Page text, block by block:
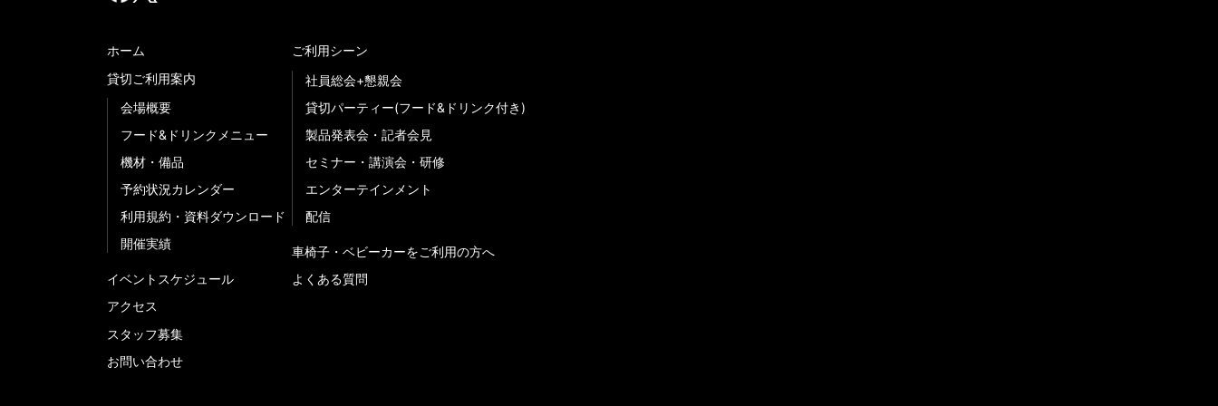
ホーム
貸切ご利用案内
会場概要
フード&ドリンクメニュー
機材・備品
予約状況カレンダー
利用規約・資料ダウンロード
開催実績
イベントスケジュール
アクセス
スタッフ募集
お問い合わせ
ご利用シーン
社員総会+懇親会
貸切パーティー(フード&ドリンク付き)
製品発表会・記者会見
セミナー・講演会・研修
エンターテインメント
配信
車椅子・ベビーカーをご利用の方へ
よくある質問